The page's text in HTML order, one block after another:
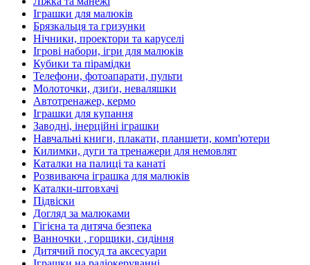
Іграшки для малюків
Брязкальця та гризунки
Нічники, проектори та каруселі
Ігрові набори, ігри для малюків
Кубики та пірамідки
Телефони, фотоапарати, пульти
Молоточки, дзиґи, неваляшки
Автотренажер, кермо
Іграшки для купання
Заводні, інерційні іграшки
Навчальні книги, плакати, планшети, комп'ютери
Килимки, дуги та тренажери для немовлят
Каталки на палиці та канаті
Розвиваюча іграшка для малюків
Каталки-штовхачі
Підвіски
Догляд за малюками
Гігієна та дитяча безпека
Ванночки , горщики, сидіння
Дитячий посуд та аксесуари